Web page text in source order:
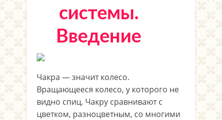
системы.
Введение
Чакра — значит колесо.
Вращающееся колесо, у которого не
видно спиц. Чакру сравнивают с
цветком, разноцветным, со многими